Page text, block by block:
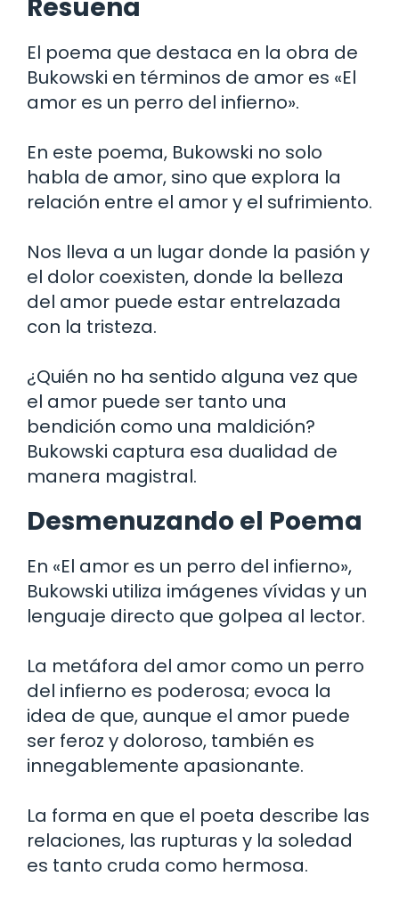
Resuena
El poema que destaca en la obra de
Bukowski en términos de amor es «El
amor es un perro del infierno».
En este poema, Bukowski no solo
habla de amor, sino que explora la
relación entre el amor y el sufrimiento.
Nos lleva a un lugar donde la pasión y
el dolor coexisten, donde la belleza
del amor puede estar entrelazada
con la tristeza.
¿Quién no ha sentido alguna vez que
el amor puede ser tanto una
bendición como una maldición?
Bukowski captura esa dualidad de
manera magistral.
Desmenuzando el Poema
En «El amor es un perro del infierno»,
Bukowski utiliza imágenes vívidas y un
lenguaje directo que golpea al lector.
La metáfora del amor como un perro
del infierno es poderosa; evoca la
idea de que, aunque el amor puede
ser feroz y doloroso, también es
innegablemente apasionante.
La forma en que el poeta describe las
relaciones, las rupturas y la soledad
es tanto cruda como hermosa.